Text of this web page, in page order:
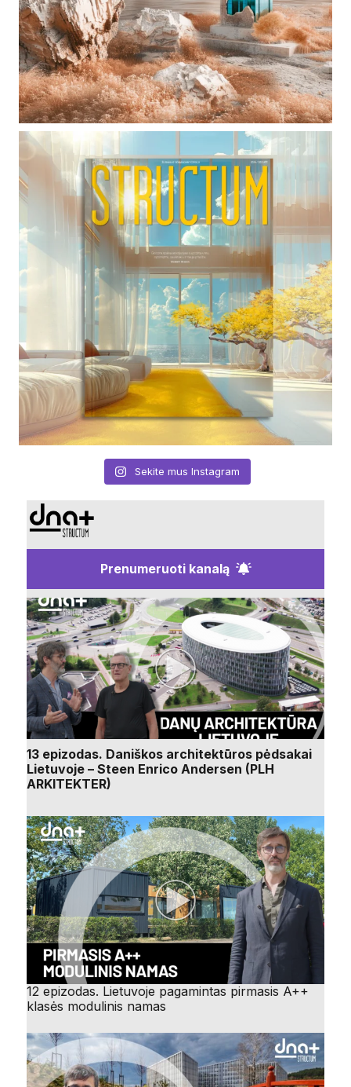
Sekite mus Instagram
Prenumeruoti kanalą
13 epizodas. Daniškos architektūros pėdsakai
Lietuvoje – Steen Enrico Andersen (PLH
ARKITEKTER)
12 epizodas. Lietuvoje pagamintas pirmasis A++
klasės modulinis namas